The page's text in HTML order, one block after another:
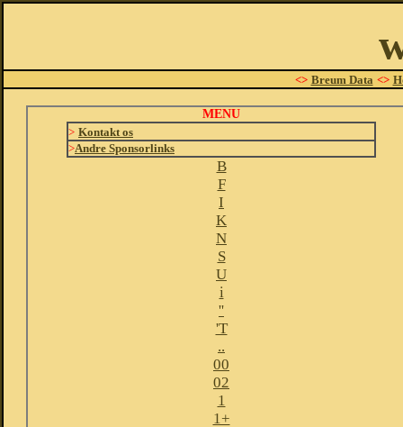
<> Breum Data <>
MENU
> Kontakt os
>Andre Sponsorlinks
B
F
I
K
N
S
U
i
''
'T
..
00
02
1
1+